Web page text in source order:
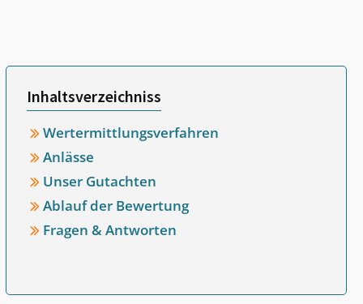
Inhaltsverzeichniss
Wertermittlungsverfahren
Anlässe
Unser Gutachten
Ablauf der Bewertung
Fragen & Antworten